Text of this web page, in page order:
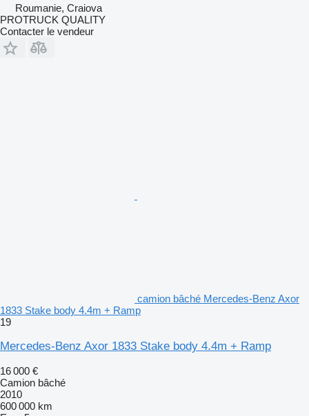
Roumanie, Craiova
PROTRUCK QUALITY
Contacter le vendeur
camion bâché Mercedes-Benz Axor
1833 Stake body 4.4m + Ramp
19
Mercedes-Benz Axor 1833 Stake body 4.4m + Ramp
16 000 €
Camion bâché
2010
600 000 km